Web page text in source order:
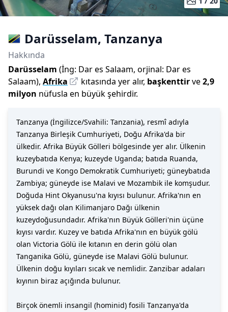
Darüsselam, Tanzanya
Hakkında
Darüsselam (İng: Dar es Salaam, orjinal: Dar es
Salaam), Afrika kıtasında yer alır, başkenttirve2,9
milyon nüfusla en büyük şehirdir.
Tanzanya (İngilizce/Svahili: Tanzania), resmî adıyla
Tanzanya Birleşik Cumhuriyeti, Doğu Afrika'da bir
ülkedir. Afrika Büyük Gölleri bölgesinde yer alır. Ülkenin
kuzeybatıda Kenya; kuzeyde Uganda; batıda Ruanda,
Burundi ve Kongo Demokratik Cumhuriyeti; güneybatıda
Zambiya; güneyde ise Malavi ve Mozambik ile komşudur.
Doğuda Hint Okyanusu'na kıyısı bulunur. Afrika'nın en
yüksek dağı olan Kilimanjaro Dağı ülkenin
kuzeydoğusundadır. Afrika'nın Büyük Gölleri'nin üçüne
kıyısı vardır. Kuzey ve batıda Afrika'nın en büyük gölü
olan Victoria Gölü ile kıtanın en derin gölü olan
Tanganika Gölü, güneyde ise Malavi Gölü bulunur.
Ülkenin doğu kıyıları sıcak ve nemlidir. Zanzibar adaları
kıyının biraz açığında bulunur.
Birçok önemli insangil (hominid) fosili Tanzanya'da